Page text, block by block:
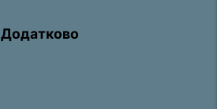
Додатково